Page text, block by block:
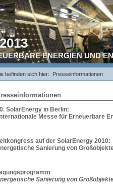
ENERGIEN UND
befinden sich hier: Presseinformationen
SolarEnergy in Berlin:
Messe für Erneuerbare
auf der SolarEnergy 2010:
Sanierung von
Sanierung von